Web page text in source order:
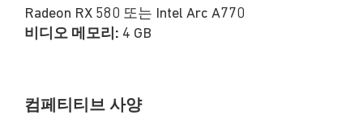
Radeon RX 580 또는 Intel Arc A770
비디오 메모리: 4 GB
컴페티티브 사양